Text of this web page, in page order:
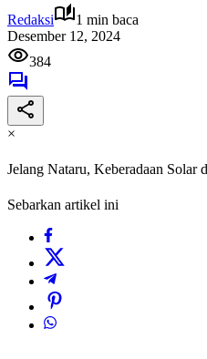
Redaksi
1 min baca
Desember 12, 2024
384
×
Jelang Nataru, Keberadaan Solar
Sebarkan artikel ini